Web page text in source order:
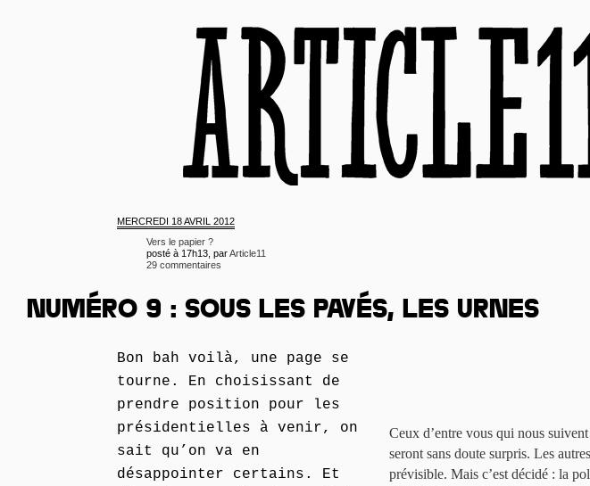
MERCREDI 18 AVRIL 2012
Vers le papier ?
posté à 17h13, parArticle11
29 commentaires
NUMÉRO 9 : SOUS LES PAVÉS, LES URNES
Bon bah voilà, une page se
tourne. En choisissant de
prendre position pour les
présidentielles à venir, on
sait qu’on va en
désappointer certains. Et
Ceux d’entre vous qui nous
seront sans doute surpris. Les
prévisible. Mais c’est décidé : la